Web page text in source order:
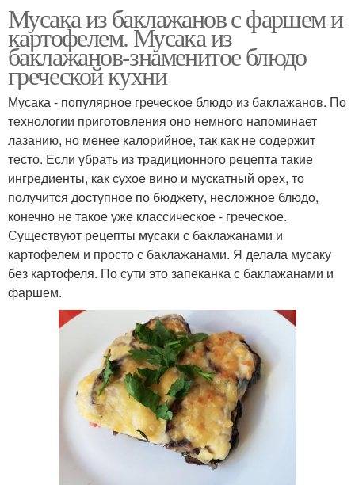
Мусака из баклажанов с фаршем и
картофелем. Мусака из
баклажанов-знаменитое блюдо
греческой кухни
Мусака - популярное греческое блюдо из баклажанов. По
технологии приготовления оно немного напоминает
лазанию, но менее калорийное, так как не содержит
тесто. Если убрать из традиционного рецепта такие
ингредиенты, как сухое вино и мускатный орех, то
получится доступное по бюджету, несложное блюдо,
конечно не такое уже классическое - греческое.
Существуют рецепты мусаки с баклажанами и
картофелем и просто с баклажанами. Я делала мусаку
без картофеля. По сути это запеканка с баклажанами и
фаршем.